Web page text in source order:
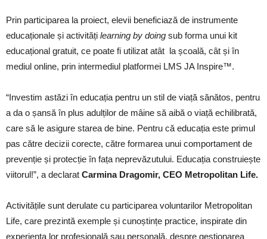
Prin participarea la proiect, elevii beneficiază de instrumente
educaționale și activități learning by doing sub forma unui kit
educațional gratuit, ce poate fi utilizat atât la școală, cât și în
mediul online, prin intermediul platformei LMS JA Inspire™.
“Investim astăzi în educația pentru un stil de viață sănătos, pentru
a da o șansă în plus adulților de mâine să aibă o viață echilibrată,
care să le asigure starea de bine. Pentru că educația este primul
pas către decizii corecte, către formarea unui comportament de
prevenție și protecție în fața neprevăzutului. Educația construiește
viitorul!”, a declarat Carmina Dragomir, CEO Metropolitan Life.
Activitățile sunt derulate cu participarea voluntarilor Metropolitan
Life, care prezintă exemple și cunoștințe practice, inspirate din
experiența lor profesională sau personală, despre gestionarea